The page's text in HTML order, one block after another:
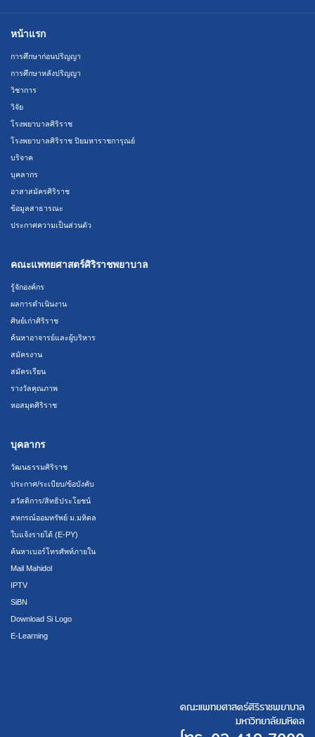
หน้าแรก
การศึกษาก่อนปริญญา
การศึกษาหลังปริญญา
วิชาการ
วิจัย
โรงพยาบาลศิริราช
โรงพยาบาลศิริราช ปิยมหาราชการุณย์
บริจาค
บุคลากร
อาสาสมัครศิริราช
ข้อมูลสาธารณะ
ประกาศความเป็นส่วนตัว
คณะแพทยศาสตร์ศิริราชพยาบาล
รู้จักองค์กร
ผลการดำเนินงาน
ศิษย์เก่าศิริราช
ค้นหาอาจารย์และผู้บริหาร
สมัครงาน
สมัครเรียน
รางวัลคุณภาพ
หอสมุดศิริราช
บุคลากร
วัฒนธรรมศิริราช
ประกาศ/ระเบียบ/ข้อบังคับ
สวัสดิการ/สิทธิประโยชน์
สหกรณ์ออมทรัพย์ ม.มหิดล
ใบแจ้งรายได้ (E-PY)
ค้นหาเบอร์โทรศัพท์ภายใน
Mail Mahidol
IPTV
SiBN
Download Si Logo
E-Learning
คณะแพทยศาสตร์ศิริราชพยาบาล
มหาวิทยาลัยมหิดล